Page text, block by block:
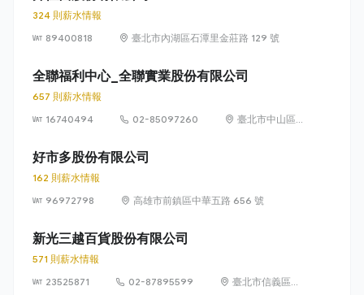
324 則薪水情報
89400818
臺北市內湖區石潭里金莊路 129 號
全聯福利中心_全聯實業股份有限公司
657 則薪水情報
16740494
02-85097260
臺北市中山區敬
好市多股份有限公司
162 則薪水情報
96972798
高雄市前鎮區中華五路 656 號
新光三越百貨股份有限公司
571 則薪水情報
23525871
02-87895599
臺北市信義區松